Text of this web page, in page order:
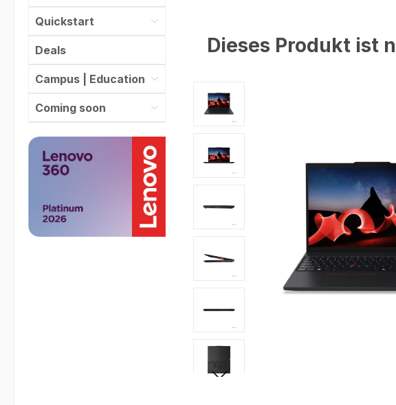
Quickstart
Deals
Campus | Education
Coming soon
Dieses Produkt ist